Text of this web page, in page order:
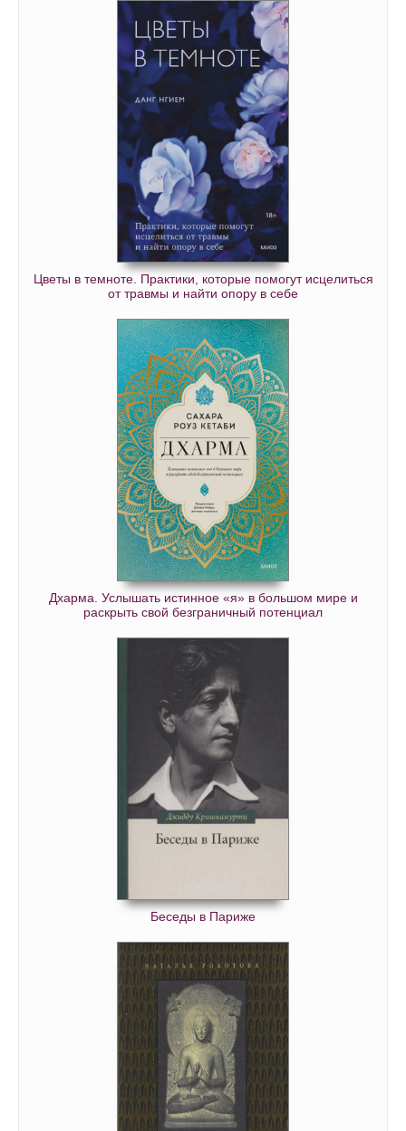
Цветы в темноте. Практики, которые помогут исцелиться
от травмы и найти опору в себе
Дхарма. Услышать истинное «я» в большом мире и
раскрыть свой безграничный потенциал
Беседы в Париже